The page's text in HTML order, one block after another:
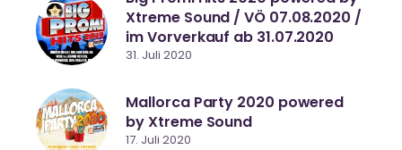
Xtreme Sound / VÖ 07.08.2020 /
im Vorverkauf ab 31.07.2020
31. Juli 2020
Mallorca Party 2020 powered
by Xtreme Sound
17. Juli 2020